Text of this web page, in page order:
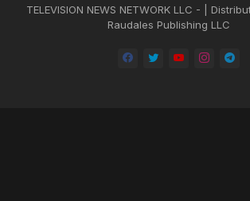
TELEVISION NEWS NETWORK LLC - |
Raudales Publishing LLC